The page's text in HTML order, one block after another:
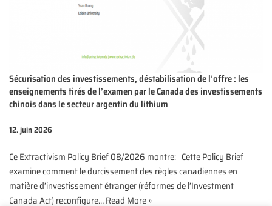
Sécurisation des investissements, déstabilisation de l’offre : les
enseignements tirés de l’examen par le Canada des investissements
chinois dans le secteur argentin du lithium
12. juin 2026
Ce Extractivism Policy Brief 08/2026 montre: Cette Policy Brief
examine comment le durcissement des règles canadiennes en
matière d’investissement étranger (réformes de l’Investment
Canada Act) reconfigure…Read More »